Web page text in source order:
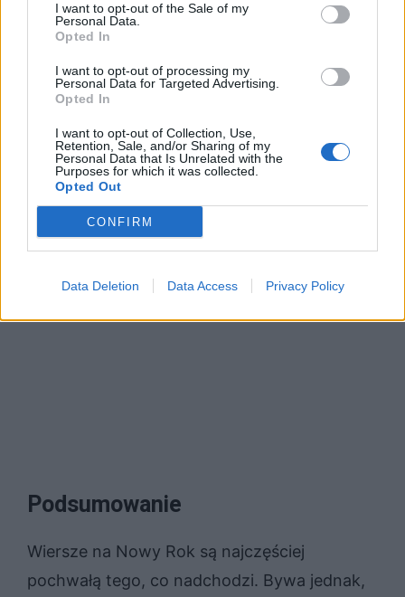
I want to opt-out of the Sale of my
Personal Data.
Opted In
I want to opt-out of processing my
Personal Data for Targeted Advertising.
Opted In
I want to opt-out of Collection, Use,
Retention, Sale, and/or Sharing of my
Personal Data that Is Unrelated with the
Purposes for which it was collected.
Opted Out
CONFIRM
Data Deletion Data Access Privacy Policy
wiersza i świętować Nowy Rok, który
wypływa „Z wód Styksu”.
Podsumowanie
Wiersze na Nowy Rok są najczęściej
pochwałą tego, co nadchodzi. Bywa jednak,